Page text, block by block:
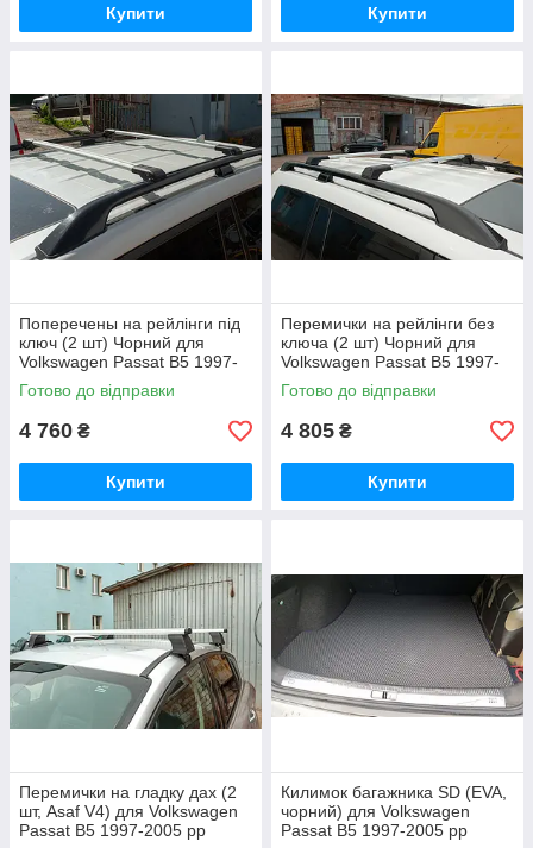
Купити Купити
Поперечены на рейлінги під
ключ (2 шт) Чорний для
Volkswagen Passat B5 1997-
2005 рр
Готово до відправки
4 760 ₴
Купити
Перемички на рейлінги без
ключа (2 шт) Чорний для
Volkswagen Passat B5 1997-
2005 рр
Готово до відправки
4 805 ₴
Купити
Перемички на гладку дах (2
шт, Asaf V4) для Volkswagen
Passat B5 1997-2005 рр
Килимок багажника SD (EVA,
чорний) для Volkswagen
Passat B5 1997-2005 рр